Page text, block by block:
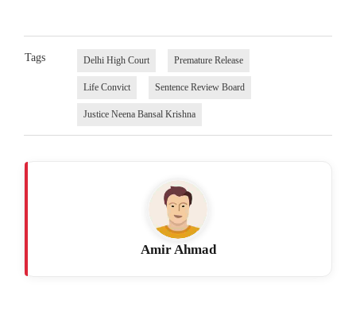
Tags Delhi High Court Premature Release
Life Convict Sentence Review Board
Justice Neena Bansal Krishna
Amir Ahmad